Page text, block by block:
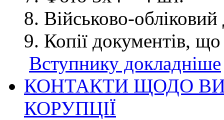
Військово-
Копії документів,
Вступнику докладніше
КОНТАКТИ ЩОДО
КОРУПЦІЇ